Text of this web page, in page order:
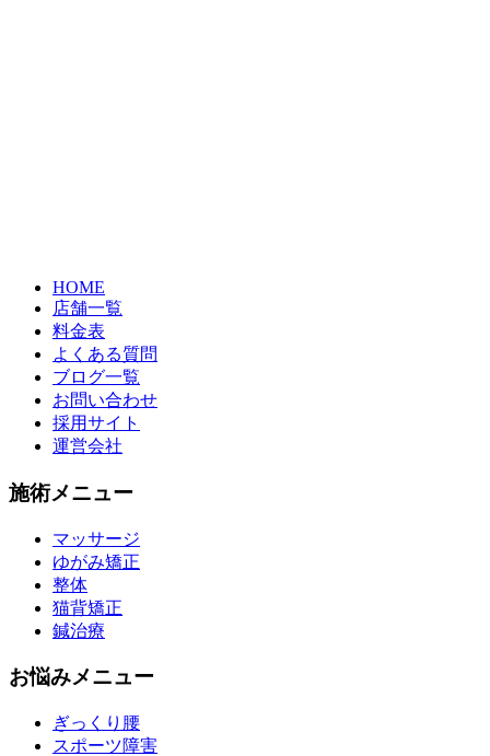
HOME
店舗一覧
料金表
よくある質問
ブログ一覧
お問い合わせ
採用サイト
運営会社
施術メニュー
マッサージ
ゆがみ矯正
整体
猫背矯正
鍼治療
お悩みメニュー
ぎっくり腰
スポーツ障害